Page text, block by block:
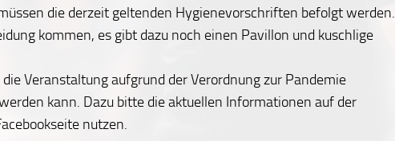
die derzeit geltenden Hygienevorschriften befolgt werden.
kommen, es gibt dazu noch einen Pavillon und kuschlige
Veranstaltung aufgrund der Verordnung zur Pandemie
kann. Dazu bitte die aktuellen Informationen auf der
nutzen.